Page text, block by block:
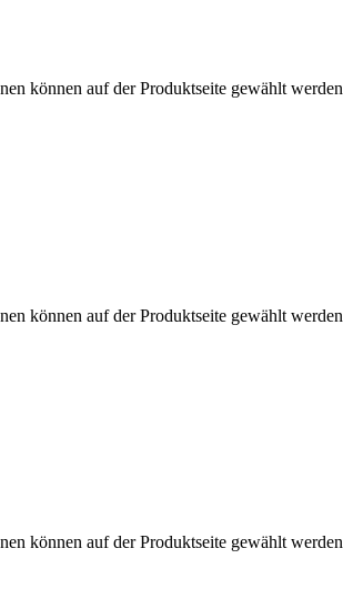
können auf der Produktseite gewählt werden
können auf der Produktseite gewählt werden
können auf der Produktseite gewählt werden